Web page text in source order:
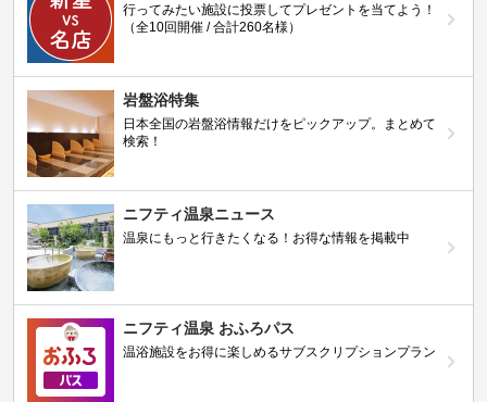
行ってみたい施設に投票してプレゼントを当てよう！
（全10回開催 / 合計260名様）
岩盤浴特集
日本全国の岩盤浴情報だけをピックアップ。まとめて
検索！
ニフティ温泉ニュース
温泉にもっと行きたくなる！お得な情報を掲載中
ニフティ温泉 おふろパス
温浴施設をお得に楽しめるサブスクリプションプラン